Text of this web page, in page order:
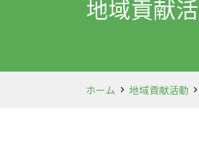
地域貢献
ホーム 地域貢献活動